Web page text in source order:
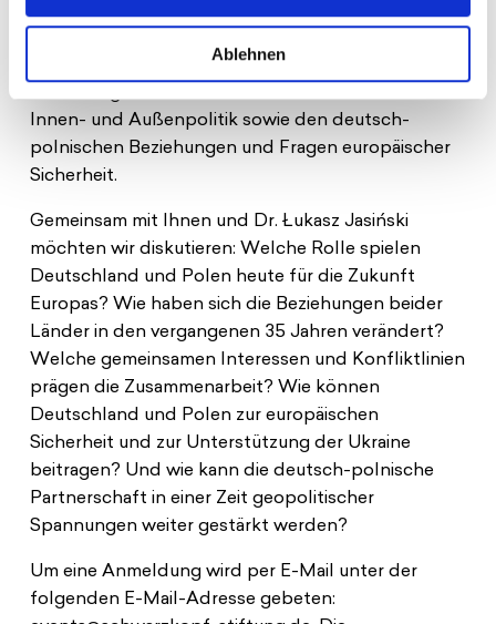
Ablehnen
Analyst am Polish Institute of International Affairs
Innen- und Außenpolitik sowie den deutsch-
polnischen Beziehungen und Fragen europäischer
Sicherheit.
Gemeinsam mit Ihnen und Dr. Łukasz Jasiński
möchten wir diskutieren: Welche Rolle spielen
Deutschland und Polen heute für die Zukunft
Europas? Wie haben sich die Beziehungen beider
Länder in den vergangenen 35 Jahren verändert?
Welche gemeinsamen Interessen und Konfliktlinien
prägen die Zusammenarbeit? Wie können
Deutschland und Polen zur europäischen
Sicherheit und zur Unterstützung der Ukraine
beitragen? Und wie kann die deutsch-polnische
Partnerschaft in einer Zeit geopolitischer
Spannungen weiter gestärkt werden?
Um eine Anmeldung wird per E-Mail unter der
folgenden E-Mail-Adresse gebeten: